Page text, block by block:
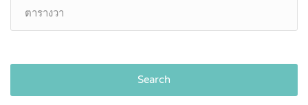
Search